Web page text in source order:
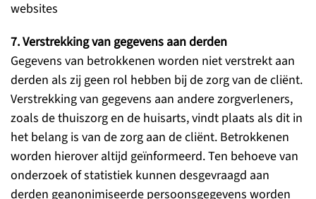
websites
7. Verstrekking van gegevens aan derden
Gegevens van betrokkenen worden niet verstrekt aan
derden als zij geen rol hebben bij de zorg van de cliënt.
Verstrekking van gegevens aan andere zorgverleners,
zoals de thuiszorg en de huisarts, vindt plaats als dit in
het belang is van de zorg aan de cliënt. Betrokkenen
worden hierover altijd geïnformeerd. Ten behoeve van
onderzoek of statistiek kunnen desgevraagd aan
derden geanonimiseerde persoonsgegevens worden